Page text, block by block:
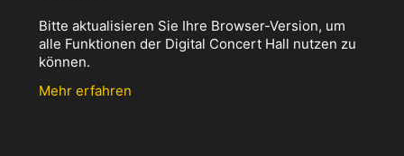
Bitte aktualisieren Sie Ihre Browser-Version, um
alle Funktionen der Digital Concert Hall nutzen zu
können.
Mehr erfahren